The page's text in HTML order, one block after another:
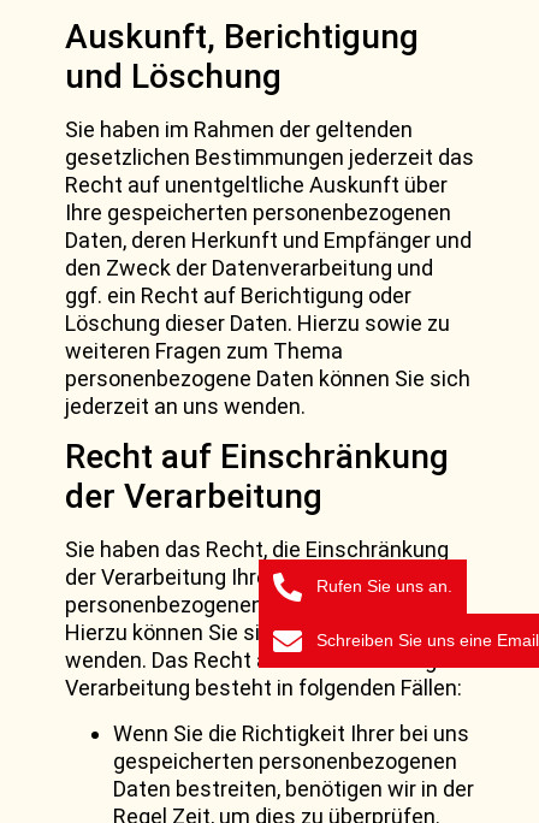
Auskunft, Berichtigung
und Löschung
Sie haben im Rahmen der geltenden
gesetzlichen Bestimmungen jederzeit das
Recht auf unentgeltliche Auskunft über
Ihre gespeicherten personenbezogenen
Daten, deren Herkunft und Empfänger und
den Zweck der Datenverarbeitung und
ggf. ein Recht auf Berichtigung oder
Löschung dieser Daten. Hierzu sowie zu
weiteren Fragen zum Thema
personenbezogene Daten können Sie sich
jederzeit an uns wenden.
Recht auf Einschränkung
der Verarbeitung
Sie haben das Recht, die Einschränkung
der Verarbeitung Ihrer
personenbezogenen Daten zu verlangen.
Hierzu können Sie sich jederzeit an uns
wenden. Das Recht auf Einschränkung der
Verarbeitung besteht in folgenden Fällen:
Wenn Sie die Richtigkeit Ihrer bei uns
gespeicherten personenbezogenen
Daten bestreiten, benötigen wir in der
Regel Zeit, um dies zu überprüfen.
Rufen Sie uns an.
Schreiben Sie uns eine Email